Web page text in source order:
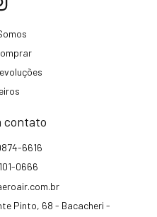
contato
6616
0666
Pinto, 68 - Bacacheri -